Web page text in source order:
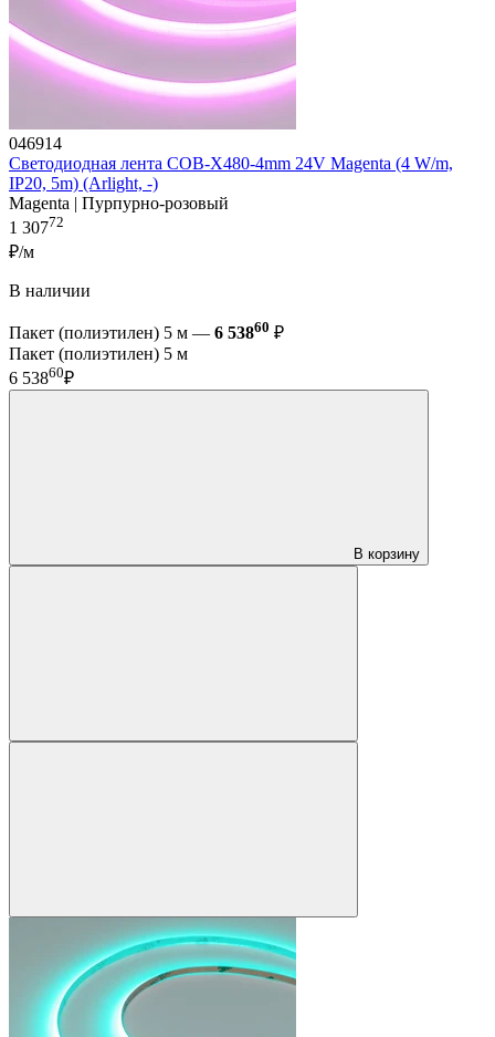
046914
Светодиодная лента COB-X480-4mm 24V Magenta (4 W/m,
IP20, 5m) (Arlight, -)
Magenta | Пурпурно-розовый
1 30772
₽/м
В наличии
Пакет (полиэтилен) 5 м — 6 53860 ₽
Пакет (полиэтилен) 5 м
6 53860₽
В корзину